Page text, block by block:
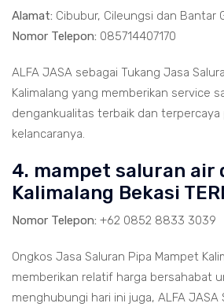
Alamat: Cibubur, Cileungsi dan Bantar
Nomor Telepon: 085714407170
ALFA JASA sebagai Tukang Jasa
Kalimalang yang memberikan service
dengankualitas terbaik dan
kelancaranya.
4. mampet saluran air
Kalimalang Bekasi
Nomor Telepon: +62 0852 8833 3039
Ongkos Jasa Saluran Pipa Mampet
memberikan relatif harga bersahabat
menghubungi hari ini juga, ALFA